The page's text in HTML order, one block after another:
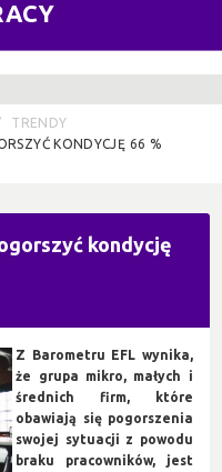
TRENDY
KONDYCJĘ 66 %
kondycję
Z Barometru EFL wynika,
że grupa mikro, małych i
średnich firm, które
obawiają się pogorszenia
swojej sytuacji z powodu
braku pracowników, jest